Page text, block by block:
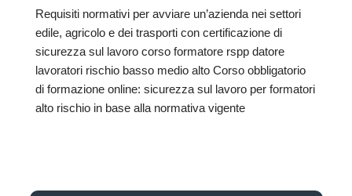
Requisiti normativi per avviare un’azienda nei settori
edile, agricolo e dei trasporti con certificazione di
sicurezza sul lavoro corso formatore rspp datore
lavoratori rischio basso medio alto Corso obbligatorio
di formazione online: sicurezza sul lavoro per formatori
alto rischio in base alla normativa vigente